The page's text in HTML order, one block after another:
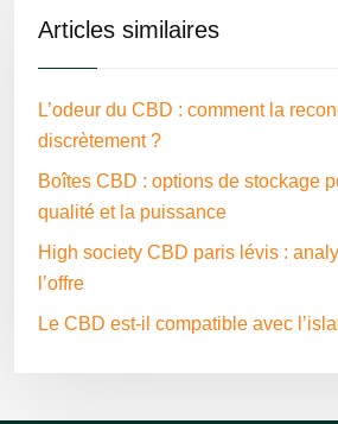
Articles similaires
L’odeur du CBD : comment la
discrètement ?
Boîtes CBD : options de stockage
qualité et la puissance
High society CBD paris lévis :
l’offre
Le CBD est-il compatible avec